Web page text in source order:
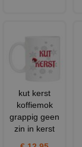
kut kerst
koffiemok
grappig geen
zin in kerst